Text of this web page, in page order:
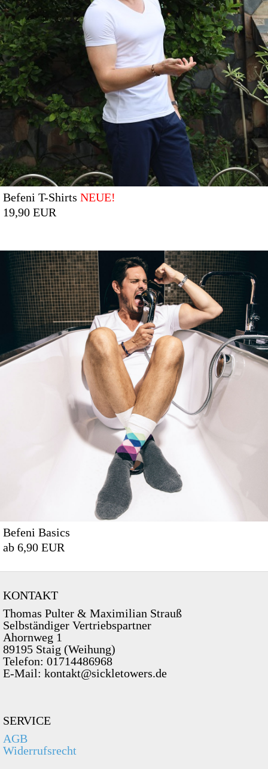
Befeni T-Shirts NEUE!
19,90 EUR
Befeni Basics
ab 6,90 EUR
KONTAKT
Thomas Pulter & Maximilian Strauß
Selbständiger Vertriebspartner
Ahornweg 1
89195 Staig (Weihung)
Telefon: 01714486968
E-Mail: kontakt@sickletowers.de
SERVICE
AGB
Widerrufsrecht